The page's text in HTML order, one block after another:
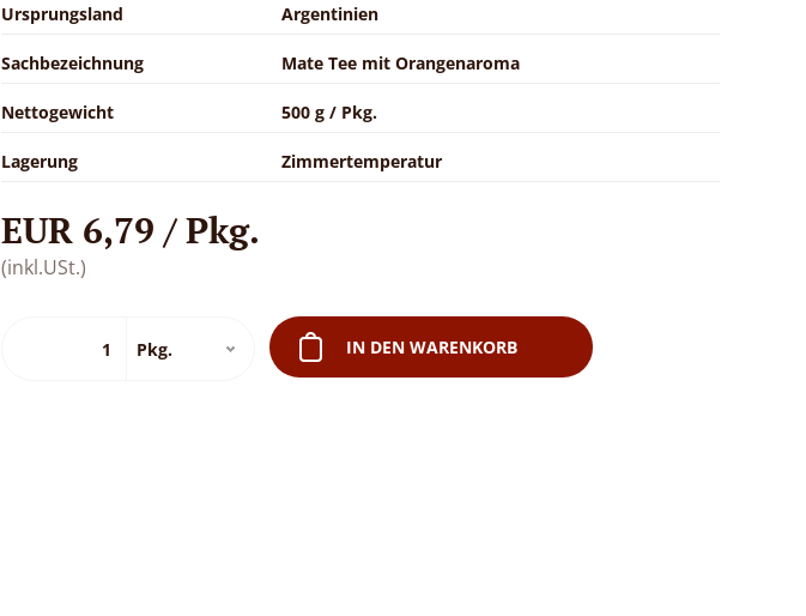
Ursprungsland Argentinien
Sachbezeichnung Mate Tee mit Orangenaroma
Nettogewicht 500 g / Pkg.
Lagerung Zimmertemperatur
EUR 6,79 / Pkg.
(inkl.USt.)
IN DEN WARENKORB